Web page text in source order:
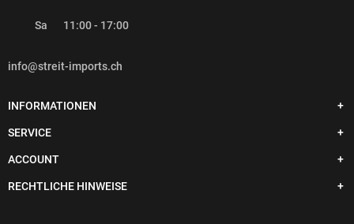
Sa 11:00 - 17:00
info@streit-imports.ch
INFORMATIONEN
SERVICE
ACCOUNT
RECHTLICHE HINWEISE